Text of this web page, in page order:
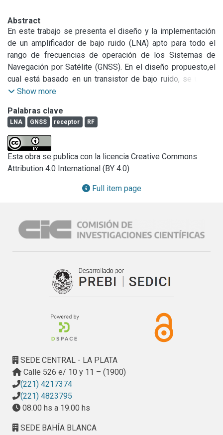
Abstract
En este trabajo se presenta el diseño y la implementación
de un amplificador de bajo ruido (LNA) apto para todo el
rango de frecuencias de operación de los Sistemas de
Navegación por Satélite (GNSS). En el diseño propuesto,el
cual está basado en un transistor de bajo ruido, se utiliza
una técnica de realimentación para lograr una ganancia
450MHz centrada alrededor de 1400MHz. Dicho diseño
fue optimizado para conseguir una figura de ruido baja
mediante la adecuada elección de las redes de adaptación
del transistor. El prototipo implementado fue validado a
través de diversas mediciones, obteniéndose una ganancia
de alrededor de 20dB y una figura de ruido menor a 1.1dB
en todo el rango de frecuencias de interés, con un consumo
Show more
Palabras clave
LNA GNSS receptor RF
Esta obra se publica con la licencia Creative Commons
Attribution 4.0 International (BY 4.0)
Full item page
SEDE CENTRAL - LA PLATA
Calle 526 e/ 10 y 11 – (1900)
(221) 4217374
(221) 4823795
08.00 hs a 19.00 hs
SEDE BAHÍA BLANCA